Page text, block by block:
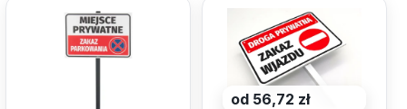
od 56,72 zł